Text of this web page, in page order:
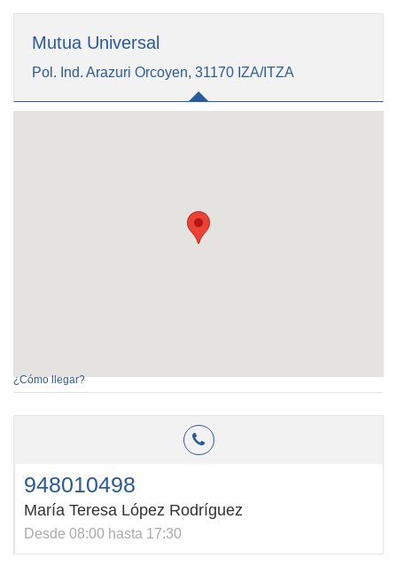
Mutua Universal
Pol. Ind. Arazuri Orcoyen, 31170 IZA/ITZA
¿Cómo llegar?
948010498
María Teresa López Rodríguez
Desde 08:00 hasta 17:30